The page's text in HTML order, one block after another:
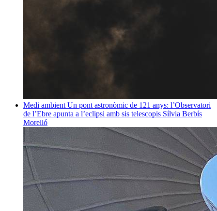
Medi ambient Un pont astronòmic de 121 anys: l’Observatori
de l’Ebre apunta a l’eclipsi amb sis telescopis Sílvia Berbís
Morelló